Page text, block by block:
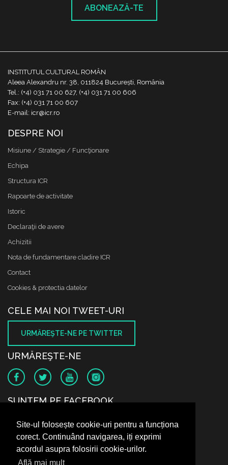
Site-ul folosește cookie-uri pentru a funcționa
corect. Continuând navigarea, iți exprimi
acordul asupra folosirii cookie-urilor.
Află mai mult
ABONEAZĂ-TE
INSTITUTUL CULTURAL ROMÂN
Aleea Alexandru nr. 38, 011824 București, România
Tel.: (+4) 031 71 00 627, (+4) 031 71 00 606
Fax: (+4) 031 71 00 607
E-mail: icr@icr.ro
DESPRE NOI
Misiune / Strategie / Funcţionare
Echipa
Structura ICR
Rapoarte de activitate
Istoric
Declaraţii de avere
Achizitii
Nota de fundamentare cladire ICR
Contact
Cookies & protectia datelor
CELE MAI NOI TWEET-URI
URMĂREŞTE-NE PE TWITTER
URMĂREŞTE-NE
SUNTEM PE FACEBOOK